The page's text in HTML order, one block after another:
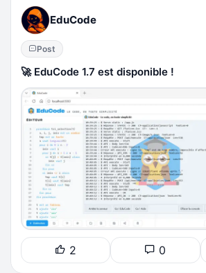
EduCode
Post
🚀 EduCode 1.7 est disponible !
2 0